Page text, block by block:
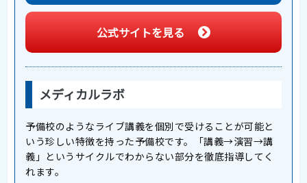
公式サイトを見る
メディカルラボ
予備校のようなライブ講義を個別で受けることが可能と
いう珍しい特徴を持った予備校です。「講義→演習→講
義」というサイクルでわからない部分を徹底指導してく
れます。